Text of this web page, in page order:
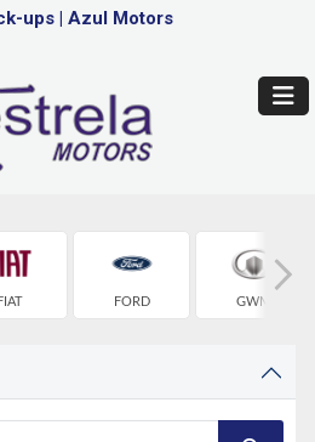
ups | Azul Motors
FIAT FORD GWM